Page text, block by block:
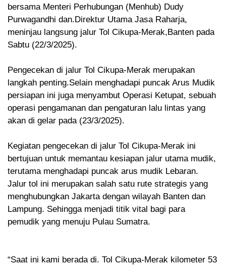
bersama Menteri Perhubungan (Menhub) Dudy
Purwagandhi dan.Direktur Utama Jasa Raharja,
meninjau langsung jalur Tol Cikupa-Merak,Banten pada
Sabtu (22/3/2025).
Pengecekan di jalur Tol Cikupa-Merak merupakan
langkah penting.Selain menghadapi puncak Arus Mudik
persiapan ini juga menyambut Operasi Ketupat, sebuah
operasi pengamanan dan pengaturan lalu lintas yang
akan di gelar pada (23/3/2025).
Kegiatan pengecekan di jalur Tol Cikupa-Merak ini
bertujuan untuk memantau kesiapan jalur utama mudik,
terutama menghadapi puncak arus mudik Lebaran.
Jalur tol ini merupakan salah satu rute strategis yang
menghubungkan Jakarta dengan wilayah Banten dan
Lampung. Sehingga menjadi titik vital bagi para
pemudik yang menuju Pulau Sumatra.
“Saat ini kami berada di. Tol Cikupa-Merak kilometer 53